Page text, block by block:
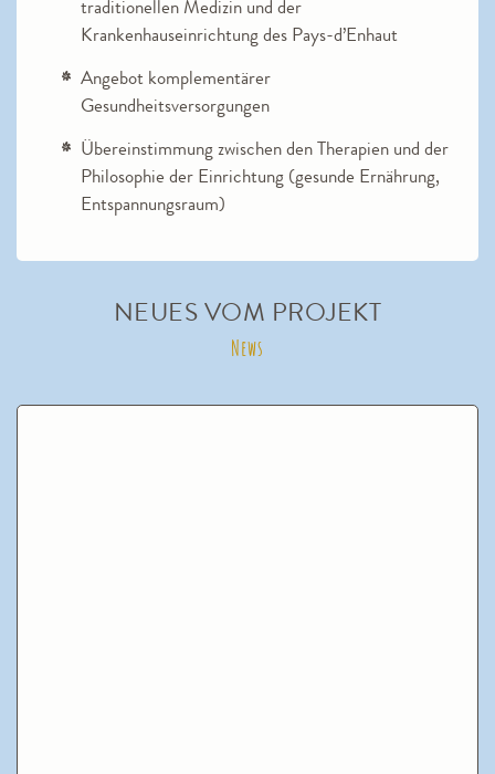
traditionellen Medizin und der
Krankenhauseinrichtung des Pays-d’Enhaut
Angebot komplementärer
Gesundheitsversorgungen
Übereinstimmung zwischen den Therapien und der
Philosophie der Einrichtung (gesunde Ernährung,
Entspannungsraum)
NEUES VOM PROJEKT
News